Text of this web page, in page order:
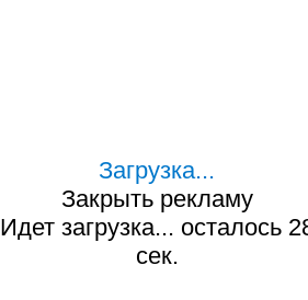
Загрузка...
Закрыть рекламу
Идет загрузка... осталось
сек.